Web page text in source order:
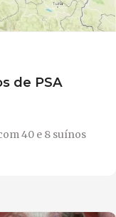
de PSA
40 e 8 suínos